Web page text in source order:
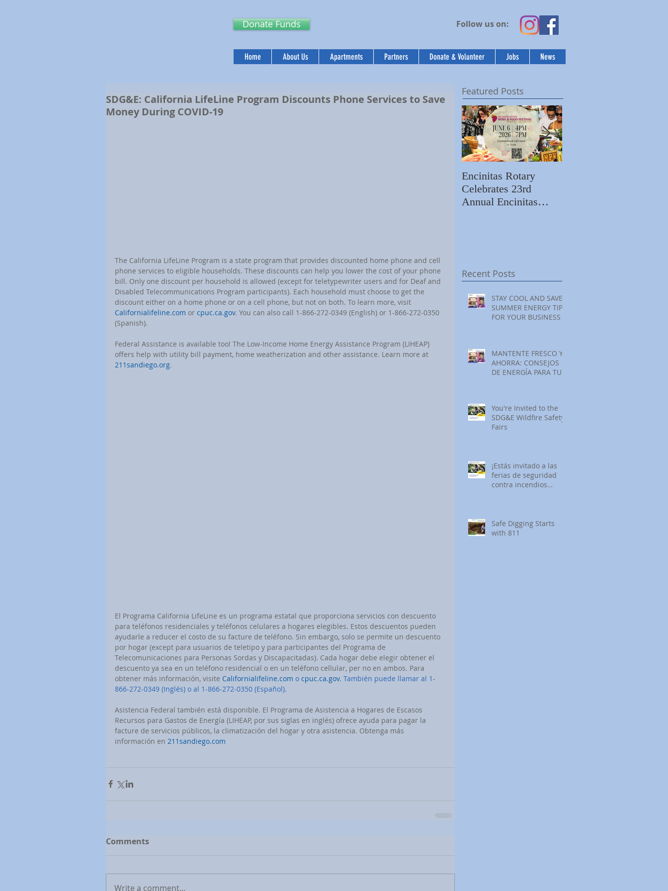
Donate Funds Follow us on:
Home About Us Apartments Partners Donate & Volunteer Jobs News
SDG&E: California LifeLine Program Discounts Phone Services to Save
Money During COVID-19
The California LifeLine Program is a state program that provides discounted home phone and cell
phone services to eligible households. These discounts can help you lower the cost of your phone
bill. Only one discount per household is allowed (except for teletypewriter users and for Deaf and
Disabled Telecommunications Program participants). Each household must choose to get the
discount either on a home phone or on a cell phone, but not on both. To learn more, visit
Californialifeline.com or cpuc.ca.gov. You can also call 1-866-272-0349 (English) or 1-866-272-0350
(Spanish).
Federal Assistance is available too! The Low-Income Home Energy Assistance Program (LIHEAP)
offers help with utility bill payment, home weatherization and other assistance. Learn more at
211sandiego.org.
El Programa California LifeLine es un programa estatal que proporciona servicios con descuento
para teléfonos residenciales y teléfonos celulares a hogares elegibles. Estos descuentos pueden
ayudarle a reducer el costo de su facture de teléfono. Sin embargo, solo se permite un descuento
por hogar (except para usuarios de teletipo y para participantes del Programa de
Telecomunicaciones para Personas Sordas y Discapacitadas). Cada hogar debe elegir obtener el
descuento ya sea en un teléfono residencial o en un teléfono cellular, per no en ambos. Para
obtener más información, visite Californialifeline.com o cpuc.ca.gov. También puede llamar al 1-
866-272-0349 (Inglés) o al 1-866-272-0350 (Español).
Asistencia Federal también está disponible. El Programa de Asistencia a Hogares de Escasos
Recursos para Gastos de Energía (LIHEAP, por sus siglas en inglés) ofrece ayuda para pagar la
facture de servicios públicos, la climatización del hogar y otra asistencia. Obtenga más
información en 211sandiego.com
Comments
Write a comment...
Featured Posts
Encinitas Rotary
Celebrates 23rd
Annual Encinitas
Recent Posts
STAY COOL AND SAVE:
SUMMER ENERGY TIPS
FOR YOUR BUSINESS
MANTENTE FRESCO Y
AHORRA: CONSEJOS
DE ENERGÍA PARA TU
You're Invited to the
SDG&E Wildfire Safety
Fairs
¡Estás invitado a las
ferias de seguridad
contra incendios
Safe Digging Starts
with 811